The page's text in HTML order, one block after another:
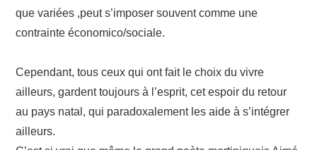
que variées ,peut s’imposer souvent comme une
contrainte économico/sociale.
Cependant, tous ceux qui ont fait le choix du vivre
ailleurs, gardent toujours à l’esprit, cet espoir du retour
au pays natal, qui paradoxalement les aide à s’intégrer
ailleurs.